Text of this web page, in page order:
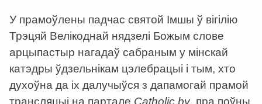
У прамоўлены падчас святой Імшы ў вігілію
Трэцяй Велікоднай нядзелі Божым слове
арцыпастыр нагадаў сабраным у мінскай
катэдры ўдзельнікам цэлебрацыі і тым, хто
духоўна да іх далучыўся з дапамогай прамой
трансляцыі на партале Catholic.by, пра поўны